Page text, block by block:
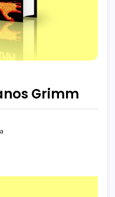
Grimm